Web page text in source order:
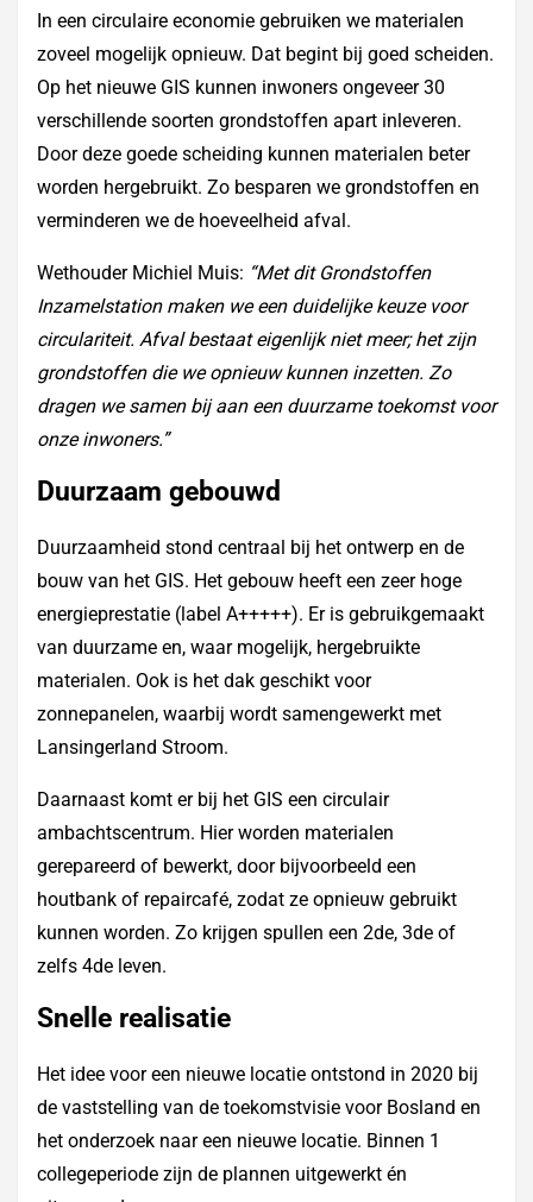
In een circulaire economie gebruiken we materialen
zoveel mogelijk opnieuw. Dat begint bij goed scheiden.
Op het nieuwe GIS kunnen inwoners ongeveer 30
verschillende soorten grondstoffen apart inleveren.
Door deze goede scheiding kunnen materialen beter
worden hergebruikt. Zo besparen we grondstoffen en
verminderen we de hoeveelheid afval.
Wethouder Michiel Muis: “Met dit Grondstoffen
Inzamelstation maken we een duidelijke keuze voor
circulariteit. Afval bestaat eigenlijk niet meer; het zijn
grondstoffen die we opnieuw kunnen inzetten. Zo
dragen we samen bij aan een duurzame toekomst voor
onze inwoners.”
Duurzaam gebouwd
Duurzaamheid stond centraal bij het ontwerp en de
bouw van het GIS. Het gebouw heeft een zeer hoge
energieprestatie (label A+++++). Er is gebruikgemaakt
van duurzame en, waar mogelijk, hergebruikte
materialen. Ook is het dak geschikt voor
zonnepanelen, waarbij wordt samengewerkt met
Lansingerland Stroom.
Daarnaast komt er bij het GIS een circulair
ambachtscentrum. Hier worden materialen
gerepareerd of bewerkt, door bijvoorbeeld een
houtbank of repaircafé, zodat ze opnieuw gebruikt
kunnen worden. Zo krijgen spullen een 2de, 3de of
zelfs 4de leven.
Snelle realisatie
Het idee voor een nieuwe locatie ontstond in 2020 bij
de vaststelling van de toekomstvisie voor Bosland en
het onderzoek naar een nieuwe locatie. Binnen 1
collegeperiode zijn de plannen uitgewerkt én